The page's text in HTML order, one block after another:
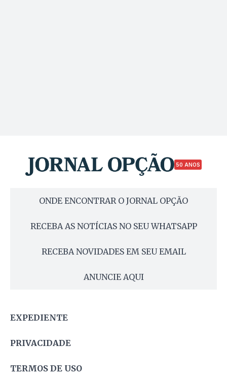
50 ANOS
ONDE ENCONTRAR O JORNAL OPÇÃO
RECEBA AS NOTÍCIAS NO SEU WHATSAPP
RECEBA NOVIDADES EM SEU EMAIL
ANUNCIE AQUI
EXPEDIENTE
PRIVACIDADE
TERMOS DE USO